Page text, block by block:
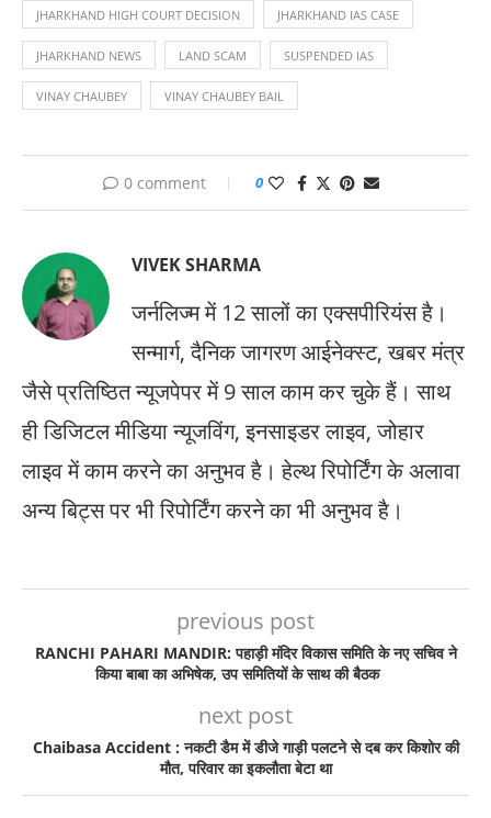
JHARKHAND HIGH COURT DECISION JHARKHAND IAS CASE
JHARKHAND NEWS LAND SCAM SUSPENDED IAS
VINAY CHAUBEY VINAY CHAUBEY BAIL
0 comment 0
VIVEK SHARMA
जर्नलिज्म में 12 सालों का एक्सपीरियंस है।
सन्मार्ग, दैनिक जागरण आईनेक्स्ट, खबर मंत्र
जैसे प्रतिष्ठित न्यूजपेपर में 9 साल काम कर चुके हैं। साथ
ही डिजिटल मीडिया न्यूजविंग, इनसाइडर लाइव, जोहार
लाइव में काम करने का अनुभव है। हेल्थ रिपोर्टिंग के अलावा
अन्य बिट्स पर भी रिपोर्टिंग करने का भी अनुभव है।
previous post
RANCHI PAHARI MANDIR: पहाड़ी मंदिर विकास समिति के नए सचिव ने
किया बाबा का अभिषेक, उप समितियों के साथ की बैठक
next post
Chaibasa Accident : नकटी डैम में डीजे गाड़ी पलटने से दब कर किशोर की
मौत, परिवार का इकलौता बेटा था